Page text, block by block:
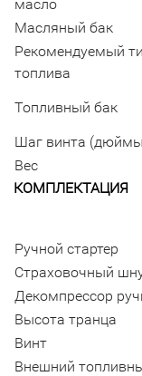
масло
Масляный бак
Рекомендуемый
топлива
Топливный бак
Шаг винта
Вес
КОМПЛЕКТАЦИЯ
Ручной стартер
Страховочный
Декомпрессор
Высота транца
Винт
Внешний